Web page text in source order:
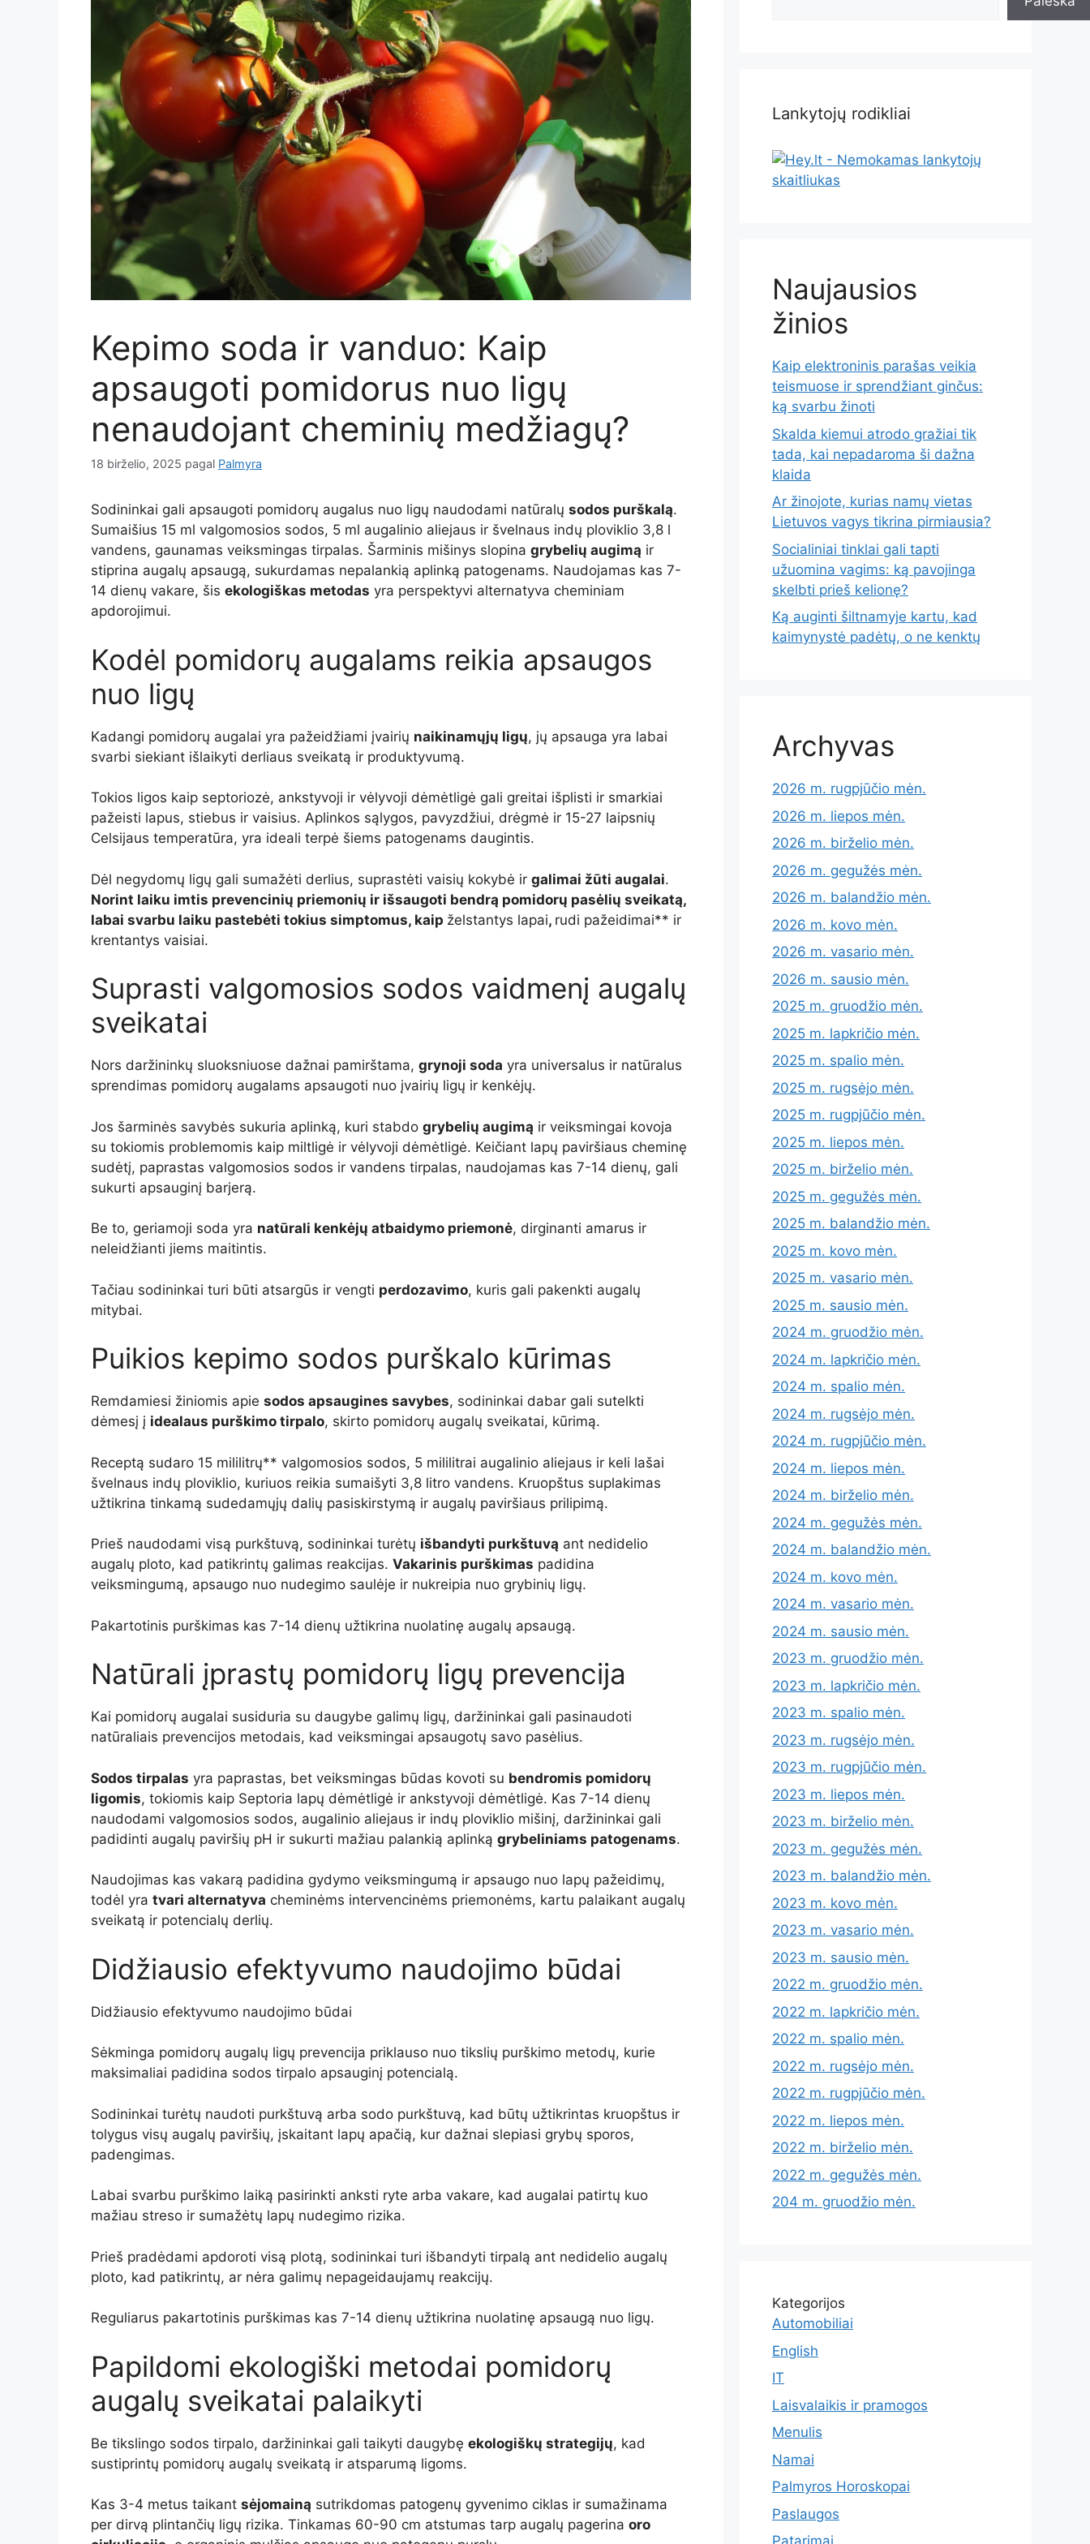
Kepimo soda ir vanduo: Kaip
apsaugoti pomidorus nuo ligų
nenaudojant cheminių medžiagų?
18 birželio, 2025 pagal Palmyra
Sodininkai gali apsaugoti pomidorų augalus nuo ligų naudodami natūralų sodos purškalą.
Sumaišius 15 ml valgomosios sodos, 5 ml augalinio aliejaus ir švelnaus indų ploviklio 3,8 l
vandens, gaunamas veiksmingas tirpalas. Šarminis mišinys slopina grybelių augimą ir
stiprina augalų apsaugą, sukurdamas nepalankią aplinką patogenams. Naudojamas kas 7-
14 dienų vakare, šis ekologiškas metodas yra perspektyvi alternatyva cheminiam
apdorojimui.
Kodėl pomidorų augalams reikia apsaugos
nuo ligų
Kadangi pomidorų augalai yra pažeidžiami įvairių naikinamųjų ligų, jų apsauga yra labai
svarbi siekiant išlaikyti derliaus sveikatą ir produktyvumą.
Tokios ligos kaip septoriozė, ankstyvoji ir vėlyvoji dėmėtligė gali greitai išplisti ir smarkiai
pažeisti lapus, stiebus ir vaisius. Aplinkos sąlygos, pavyzdžiui, drėgmė ir 15-27 laipsnių
Celsijaus temperatūra, yra ideali terpė šiems patogenams daugintis.
Dėl negydomų ligų gali sumažėti derlius, suprastėti vaisių kokybė ir galimai žūti augalai.
Norint laiku imtis prevencinių priemonių ir išsaugoti bendrą pomidorų pasėlių sveikatą,
labai svarbu laiku pastebėti tokius simptomus, kaip želstantys lapai, rudi pažeidimai** ir
krentantys vaisiai.
Suprasti valgomosios sodos vaidmenį augalų
sveikatai
Nors daržininkų sluoksniuose dažnai pamirštama, grynoji soda yra universalus ir natūralus
sprendimas pomidorų augalams apsaugoti nuo įvairių ligų ir kenkėjų.
Jos šarminės savybės sukuria aplinką, kuri stabdo grybelių augimą ir veiksmingai kovoja
su tokiomis problemomis kaip miltligė ir vėlyvoji dėmėtligė. Keičiant lapų paviršiaus cheminę
sudėtį, paprastas valgomosios sodos ir vandens tirpalas, naudojamas kas 7-14 dienų, gali
sukurti apsauginį barjerą.
Be to, geriamoji soda yra natūrali kenkėjų atbaidymo priemonė, dirginanti amarus ir
neleidžianti jiems maitintis.
Tačiau sodininkai turi būti atsargūs ir vengti perdozavimo, kuris gali pakenkti augalų
mitybai.
Puikios kepimo sodos purškalo kūrimas
Remdamiesi žiniomis apie sodos apsaugines savybes, sodininkai dabar gali sutelkti
dėmesį į idealaus purškimo tirpalo, skirto pomidorų augalų sveikatai, kūrimą.
Receptą sudaro 15 mililitrų** valgomosios sodos, 5 mililitrai augalinio aliejaus ir keli lašai
švelnaus indų ploviklio, kuriuos reikia sumaišyti 3,8 litro vandens. Kruopštus suplakimas
užtikrina tinkamą sudedamųjų dalių pasiskirstymą ir augalų paviršiaus prilipimą.
Prieš naudodami visą purkštuvą, sodininkai turėtų išbandyti purkštuvą ant nedidelio
augalų ploto, kad patikrintų galimas reakcijas. Vakarinis purškimas padidina
veiksmingumą, apsaugo nuo nudegimo saulėje ir nukreipia nuo grybinių ligų.
Pakartotinis purškimas kas 7-14 dienų užtikrina nuolatinę augalų apsaugą.
Natūrali įprastų pomidorų ligų prevencija
Kai pomidorų augalai susiduria su daugybe galimų ligų, daržininkai gali pasinaudoti
natūraliais prevencijos metodais, kad veiksmingai apsaugotų savo pasėlius.
Sodos tirpalas yra paprastas, bet veiksmingas būdas kovoti su bendromis pomidorų
ligomis, tokiomis kaip Septoria lapų dėmėtligė ir ankstyvoji dėmėtligė. Kas 7-14 dienų
naudodami valgomosios sodos, augalinio aliejaus ir indų ploviklio mišinį, daržininkai gali
padidinti augalų paviršių pH ir sukurti mažiau palankią aplinką grybeliniams patogenams.
Naudojimas kas vakarą padidina gydymo veiksmingumą ir apsaugo nuo lapų pažeidimų,
todėl yra tvari alternatyva cheminėms intervencinėms priemonėms, kartu palaikant augalų
sveikatą ir potencialų derlių.
Didžiausio efektyvumo naudojimo būdai
Didžiausio efektyvumo naudojimo būdai
Sėkminga pomidorų augalų ligų prevencija priklauso nuo tikslių purškimo metodų, kurie
maksimaliai padidina sodos tirpalo apsauginį potencialą.
Sodininkai turėtų naudoti purkštuvą arba sodo purkštuvą, kad būtų užtikrintas kruopštus ir
tolygus visų augalų paviršių, įskaitant lapų apačią, kur dažnai slepiasi grybų sporos,
padengimas.
Labai svarbu purškimo laiką pasirinkti anksti ryte arba vakare, kad augalai patirtų kuo
mažiau streso ir sumažėtų lapų nudegimo rizika.
Prieš pradėdami apdoroti visą plotą, sodininkai turi išbandyti tirpalą ant nedidelio augalų
ploto, kad patikrintų, ar nėra galimų nepageidaujamų reakcijų.
Reguliarus pakartotinis purškimas kas 7-14 dienų užtikrina nuolatinę apsaugą nuo ligų.
Papildomi ekologiški metodai pomidorų
augalų sveikatai palaikyti
Be tikslingo sodos tirpalo, daržininkai gali taikyti daugybę ekologiškų strategijų, kad
sustiprintų pomidorų augalų sveikatą ir atsparumą ligoms.
Kas 3-4 metus taikant sėjomainą sutrikdomas patogenų gyvenimo ciklas ir sumažinama
per dirvą plintančių ligų rizika. Tinkamas 60-90 cm atstumas tarp augalų pagerina oro
Lankytojų rodikliai
Naujausios
žinios
Kaip elektroninis parašas veikia
teismuose ir sprendžiant ginčus:
ką svarbu žinoti
Skalda kiemui atrodo gražiai tik
tada, kai nepadaroma ši dažna
klaida
Ar žinojote, kurias namų vietas
Lietuvos vagys tikrina pirmiausia?
Socialiniai tinklai gali tapti
užuomina vagims: ką pavojinga
skelbti prieš kelionę?
Ką auginti šiltnamyje kartu, kad
kaimynystė padėtų, o ne kenktų
Archyvas
2026 m. rugpjūčio mėn.
2026 m. liepos mėn.
2026 m. birželio mėn.
2026 m. gegužės mėn.
2026 m. balandžio mėn.
2026 m. kovo mėn.
2026 m. vasario mėn.
2026 m. sausio mėn.
2025 m. gruodžio mėn.
2025 m. lapkričio mėn.
2025 m. spalio mėn.
2025 m. rugsėjo mėn.
2025 m. rugpjūčio mėn.
2025 m. liepos mėn.
2025 m. birželio mėn.
2025 m. gegužės mėn.
2025 m. balandžio mėn.
2025 m. kovo mėn.
2025 m. vasario mėn.
2025 m. sausio mėn.
2024 m. gruodžio mėn.
2024 m. lapkričio mėn.
2024 m. spalio mėn.
2024 m. rugsėjo mėn.
2024 m. rugpjūčio mėn.
2024 m. liepos mėn.
2024 m. birželio mėn.
2024 m. gegužės mėn.
2024 m. balandžio mėn.
2024 m. kovo mėn.
2024 m. vasario mėn.
2024 m. sausio mėn.
2023 m. gruodžio mėn.
2023 m. lapkričio mėn.
2023 m. spalio mėn.
2023 m. rugsėjo mėn.
2023 m. rugpjūčio mėn.
2023 m. liepos mėn.
2023 m. birželio mėn.
2023 m. gegužės mėn.
2023 m. balandžio mėn.
2023 m. kovo mėn.
2023 m. vasario mėn.
2023 m. sausio mėn.
2022 m. gruodžio mėn.
2022 m. lapkričio mėn.
2022 m. spalio mėn.
2022 m. rugsėjo mėn.
2022 m. rugpjūčio mėn.
2022 m. liepos mėn.
2022 m. birželio mėn.
2022 m. gegužės mėn.
204 m. gruodžio mėn.
Kategorijos
Automobiliai
English
IT
Laisvalaikis ir pramogos
Menulis
Namai
Palmyros Horoskopai
Paslaugos